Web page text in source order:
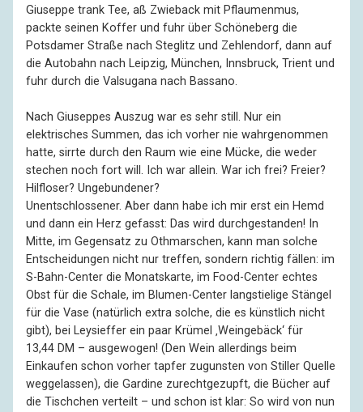
Giuseppe trank Tee, aß Zwieback mit Pflaumenmus,
packte seinen Koffer und fuhr über Schöneberg die
Potsdamer Straße nach Steglitz und Zehlendorf, dann auf
die Autobahn nach Leipzig, München, Innsbruck, Trient und
fuhr durch die Valsugana nach Bassano.
Nach Giuseppes Auszug war es sehr still. Nur ein
elektrisches Summen, das ich vorher nie wahrgenommen
hatte, sirrte durch den Raum wie eine Mücke, die weder
stechen noch fort will. Ich war allein. War ich frei? Freier?
Hilfloser? Ungebundener?
Unentschlossener. Aber dann habe ich mir erst ein Hemd
und dann ein Herz gefasst: Das wird durchgestanden! In
Mitte, im Gegensatz zu Othmarschen, kann man solche
Entscheidungen nicht nur treffen, sondern richtig fällen: im
S-Bahn-Center die Monatskarte, im Food-Center echtes
Obst für die Schale, im Blumen-Center langstielige Stängel
für die Vase (natürlich extra solche, die es künstlich nicht
gibt), bei Leysieffer ein paar Krümel ‚Weingebäck‘ für
13,44 DM – ausgewogen! (Den Wein allerdings beim
Einkaufen schon vorher tapfer zugunsten von Stiller Quelle
weggelassen), die Gardine zurechtgezupft, die Bücher auf
die Tischchen verteilt – und schon ist klar: So wird von nun